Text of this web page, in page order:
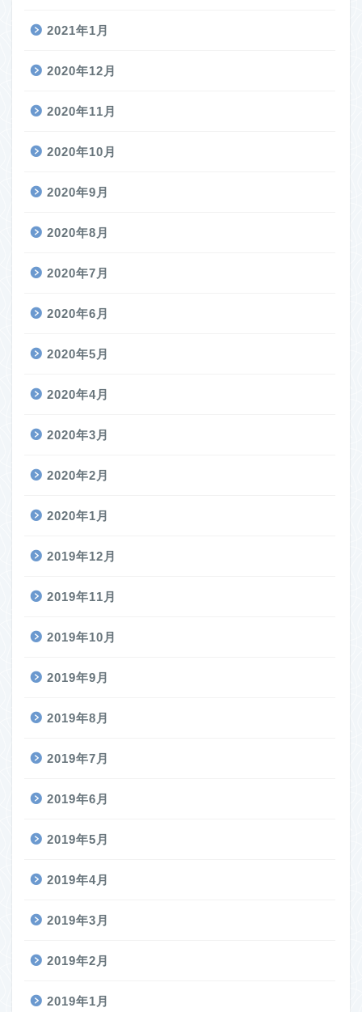
2021年1月
2020年12月
2020年11月
2020年10月
2020年9月
2020年8月
2020年7月
2020年6月
2020年5月
2020年4月
2020年3月
2020年2月
2020年1月
2019年12月
2019年11月
2019年10月
2019年9月
2019年8月
2019年7月
2019年6月
2019年5月
2019年4月
2019年3月
2019年2月
2019年1月